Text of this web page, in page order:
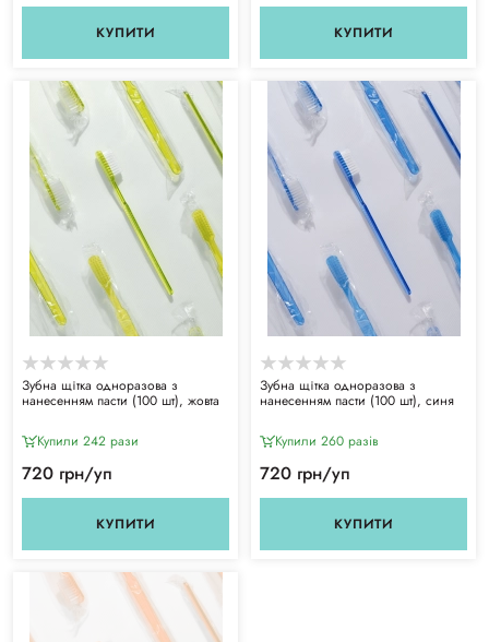
КУПИТИ КУПИТИ
Зубна щітка одноразова з
нанесенням пасти (100 шт), жовта
Купили 242 рази
720 грн/уп
КУПИТИ
Зубна щітка одноразова з
нанесенням пасти (100 шт), синя
Купили 260 разiв
720 грн/уп
КУПИТИ